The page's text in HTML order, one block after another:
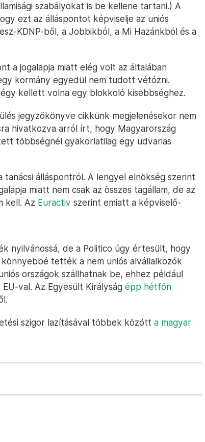
szabályokat is be kellene tartani.) A
ezt az álláspontot képviselje az uniós
KDNP-ből, a Jobbikból, a Mi Hazánkból és a
a jogalapja miatt elég volt az általában
kormány egyedül nem tudott vétózni.
kellett volna egy blokkoló kisebbséghez.
jegyzőkönyve cikkünk megjelenésekor nem
hivatkozva arról írt, hogy Magyarország
többségnél gyakorlatilag egy udvarias
álláspontról. A lengyel elnökség szerint
miatt nem csak az összes tagállam, de az
kell. Az Euractiv szerint emiatt a képviselő-
nyilvánossá, de a Politico úgy értesült, hogy
tették a nem uniós alvállalkozók
országok szállhatnak be, ehhez például
val. Az Egyesült Királyság épp hétfőn
szigor lazításával többek között a magyar